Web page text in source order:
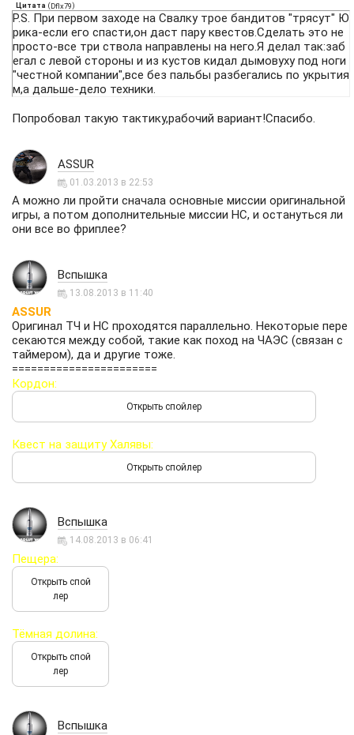
Цитата (Dflx79)
P.S. При первом заходе на Свалку трое бандитов "трясут" Ю
рика-если его спасти,он даст пару квестов.Сделать это не
просто-все три ствола направлены на него.Я делал так:заб
егал с левой стороны и из кустов кидал дымовуху под ноги
"честной компании",все без пальбы разбегались по укрытия
м,а дальше-дело техники.
Попробовал такую тактику,рабочий вариант!Спасибо.
ASSUR
01.03.2013 в 22:53
А можно ли пройти сначала основные миссии оригинальной
игры, а потом дополнительные миссии НС, и остануться ли
они все во фриплее?
Вспышка
13.08.2013 в 11:40
ASSUR
Оригинал ТЧ и НС проходятся параллельно. Некоторые пере
секаются между собой, такие как поход на ЧАЭС (связан с
таймером), да и другие тоже.
=======================
Кордон:
Квест на защиту Халявы:
Вспышка
14.08.2013 в 06:41
Пещера:
Тёмная долина:
Вспышка